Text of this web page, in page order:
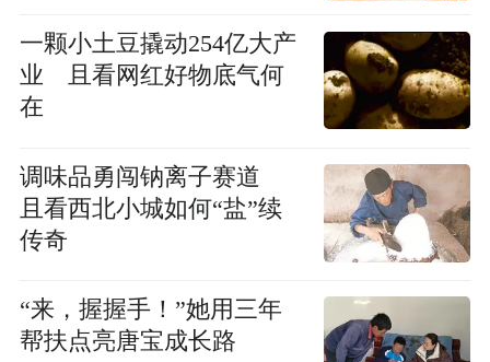
一颗小土豆撬动254亿大产
业 且看网红好物底气何
在
调味品勇闯钠离子赛道
且看西北小城如何“盐”续
传奇
“来，握握手！”她用三年
帮扶点亮唐宝成长路